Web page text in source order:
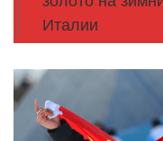
Италии